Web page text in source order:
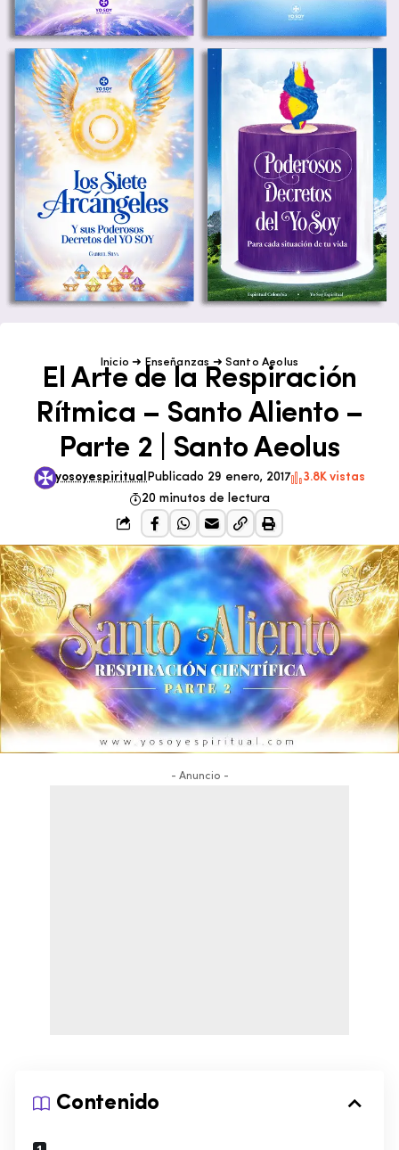
Inicio ➜ Enseñanzas ➜ Santo Aeolus
El Arte de la Respiración
Rítmica – Santo Aliento –
Parte 2 | Santo Aeolus
yosoyespiritual Publicado 29 enero, 2017
3.8K vistas
20 minutos de lectura
- Anuncio -
Contenido